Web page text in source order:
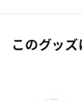
このグッ